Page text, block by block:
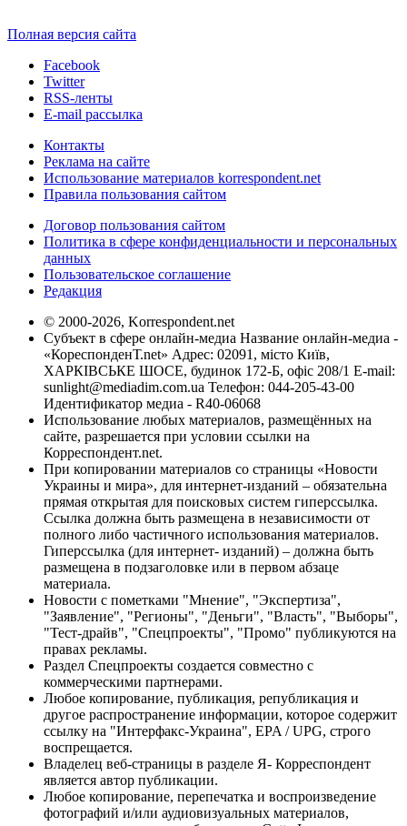
Полная версия сайта
Facebook
Twitter
RSS-ленты
E-mail рассылка
Контакты
Реклама на сайте
Использование материалов korrespondent.net
Правила пользования сайтом
Договор пользования сайтом
Политика в сфере конфиденциальности и персональных
данных
Пользовательское соглашение
Редакция
© 2000-2026, Korrespondent.net
Субъект в сфере онлайн-медиа Название онлайн-медиа -
«КореспонденТ.net» Адрес: 02091, місто Київ,
ХАРКІВСЬКЕ ШОСЕ, будинок 172-Б, офіс 208/1 E-mail:
sunlight@mediadim.com.ua Телефон: 044-205-43-00
Идентификатор медиа - R40-06068
Использование любых материалов, размещённых на
сайте, разрешается при условии ссылки на
Корреспондент.net.
При копировании материалов со страницы «Новости
Украины и мира», для интернет-изданий – обязательна
прямая открытая для поисковых систем гиперссылка.
Ссылка должна быть размещена в независимости от
полного либо частичного использования материалов.
Гиперссылка (для интернет- изданий) – должна быть
размещена в подзаголовке или в первом абзаце
материала.
Новости с пометками "Мнение", "Экспертиза",
"Заявление", "Регионы", "Деньги", "Власть", "Выборы",
"Тест-драйв", "Спецпроекты", "Промо" публикуются на
правах рекламы.
Раздел Спецпроекты создается совместно с
коммерческими партнерами.
Любое копирование, публикация, републикация и
другое распространение информации, которое содержит
ссылку на "Интерфакс-Украина", EPA / UPG, строго
воспрещается.
Владелец веб-страницы в разделе Я- Корреспондент
является автор публикации.
Любое копирование, перепечатка и воспроизведение
фотографий и/или аудиовизуальных материалов,